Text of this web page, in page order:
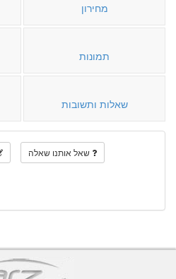
מחירון
תמונות
שאלות ותשובות
שאל אותנו שאלה